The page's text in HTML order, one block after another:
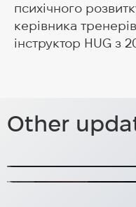
психічного
керівника
інструктор HUG з
Other
концерт,
Gothenburg
Палем